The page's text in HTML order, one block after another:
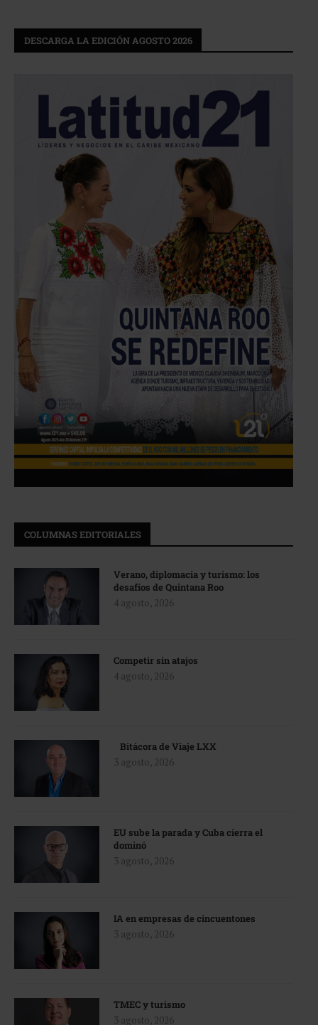
DESCARGA LA EDICIÓN AGOSTO 2026
COLUMNAS EDITORIALES
Verano, diplomacia y turismo: los
desafíos de Quintana Roo
4 agosto, 2026
Competir sin atajos
4 agosto, 2026
Bitácora de Viaje LXX
3 agosto, 2026
EU sube la parada y Cuba cierra el
dominó
3 agosto, 2026
IA en empresas de cincuentones
3 agosto, 2026
TMEC y turismo
3 agosto, 2026